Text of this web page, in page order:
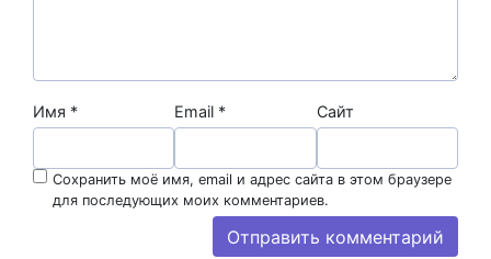
Имя * Email * Сайт
Сохранить моё имя, email и адрес сайта в этом браузере
для последующих моих комментариев.